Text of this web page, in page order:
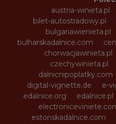
austria-winieta.pl
bilet-autostradowy.pl
bulgariawienieta.pl
bulharskadalnice.com
chorwacjawinieta.pl
czechywinieta.pl
dalnicnipoplatky.com
digital-vignette.de
e-
edalnice.org
edalnice.pl
estonskadalnice.com